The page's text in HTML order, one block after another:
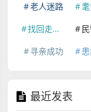
老人迷路
耄
找回走失老人
民
寻亲成功
患
最近发表